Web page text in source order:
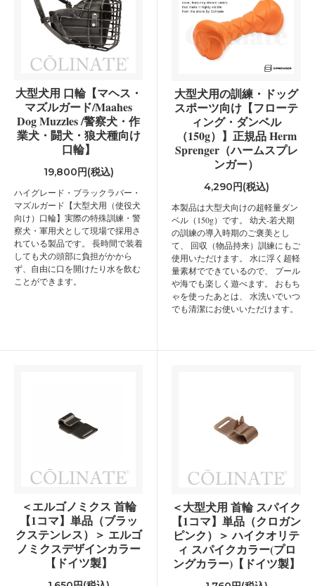
大型犬用 口輪【マヘス・
マズルガード/Maahes
Dog Muzzles /警察犬・作
業犬・闘犬・狼犬種向け
口輪】
19,800円(税込)
ハイグレード・ブラックラバー・
マズルガード【大型犬用（使役犬
向け）口輪】実際の特殊訓練・警
察犬・軍用犬として現場で採用さ
れている製品です。 長時間で装着
しても犬の頭部に負担がかから
ず、自由に口を開けたり水を飲む
ことができます。
大型犬用の訓練・ドッグ
スポーツ向け【フローテ
ィング・ダンベル
（150g）】正規品 Herm
Sprenger（ハームスプレ
ンガー）
4,290円(税込)
本製品は大型犬向けの超軽量ダン
ベル（150g）です。 幼犬-若犬期
の訓練の導入時期のご褒美とし
て、 回収（物品持来）訓練にもご
使用いただけます。 水に浮く超軽
量素材でできているので、 プール
や海でも楽しく遊べます。 おもち
ゃを使ったあとは、 水洗いでいつ
でも清潔にお使いいただけます。
＜エルゴノミクス 首輪
【1コマ】単品（ブラッ
クステンレス）＞ エルゴ
ノミクスデザインカラー
【ドイツ製】
＜大型犬用 首輪 スパイク
【1コマ】単品（クロガン
ピンク）＞ ハイクオリテ
ィ スパイクカラー(プロ
ングカラー)【ドイツ製】